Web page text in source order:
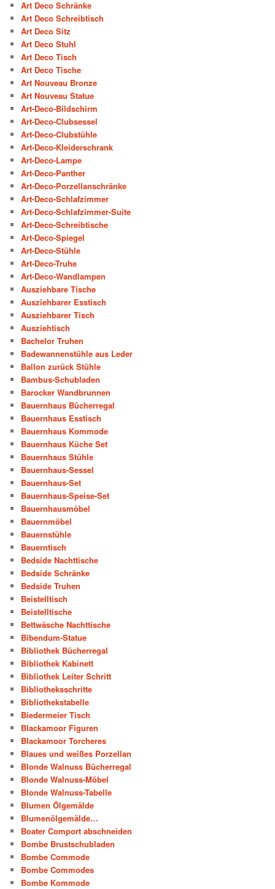
Art Deco Schränke
Art Deco Schreibtisch
Art Deco Sitz
Art Deco Stuhl
Art Deco Tisch
Art Deco Tische
Art Nouveau Bronze
Art Nouveau Statue
Art-Deco-Bildschirm
Art-Deco-Clubsessel
Art-Deco-Clubstühle
Art-Deco-Kleiderschrank
Art-Deco-Lampe
Art-Deco-Panther
Art-Deco-Porzellanschränke
Art-Deco-Schlafzimmer
Art-Deco-Schlafzimmer-Suite
Art-Deco-Schreibtische
Art-Deco-Spiegel
Art-Deco-Stühle
Art-Deco-Truhe
Art-Deco-Wandlampen
Ausziehbare Tische
Ausziehbarer Esstisch
Ausziehbarer Tisch
Ausziehtisch
Bachelor Truhen
Badewannenstühle aus Leder
Ballon zurück Stühle
Bambus-Schubladen
Barocker Wandbrunnen
Bauernhaus Bücherregal
Bauernhaus Esstisch
Bauernhaus Kommode
Bauernhaus Küche Set
Bauernhaus Stühle
Bauernhaus-Sessel
Bauernhaus-Set
Bauernhaus-Speise-Set
Bauernhausmöbel
Bauernmöbel
Bauernstühle
Bauerntisch
Bedside Nachttische
Bedside Schränke
Bedside Truhen
Beistelltisch
Beistelltische
Bettwäsche Nachttische
Bibendum-Statue
Bibliothek Bücherregal
Bibliothek Kabinett
Bibliothek Leiter Schritt
Bibliotheksschritte
Bibliothekstabelle
Biedermeier Tisch
Blackamoor Figuren
Blackamoor Torcheres
Blaues und weißes Porzellan
Blonde Walnuss Bücherregal
Blonde Walnuss-Möbel
Blonde Walnuss-Tabelle
Blumen Ölgemälde
Blumenölgemälde…
Boater Comport abschneiden
Bombe Brustschubladen
Bombe Commode
Bombe Commodes
Bombe Kommode